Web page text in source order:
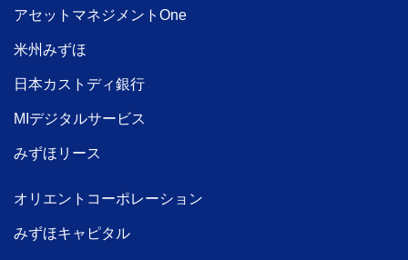
アセットマネジメントOne
米州みずほ
日本カストディ銀行
MIデジタルサービス
みずほリース
オリエントコーポレーション
みずほキャピタル